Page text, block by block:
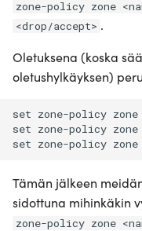
zone-policy zone
<drop/accept> .
Oletuksena (koska
oletushylkäyksen)
set zone-policy
set zone-policy zone
Tämän jälkeen
sidottuna mihinkäkin
zone-policy zone